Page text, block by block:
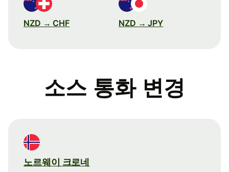
NZD → CHF NZD → JPY
소스 통화 변경
노르웨이 크로네